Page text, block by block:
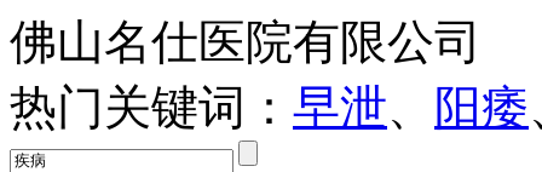
佛山名仕医院有限公司
热门关键词： 早泄、 阳痿